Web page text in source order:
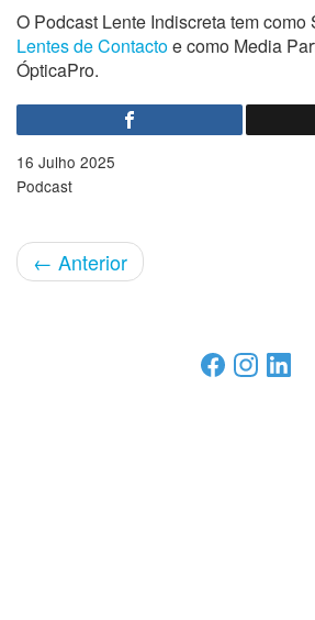
O Podcast Lente Indiscreta tem como
Lentes de Contactoe como Media
ÓpticaPro.
16 Julho 2025
Podcast
← Anterior